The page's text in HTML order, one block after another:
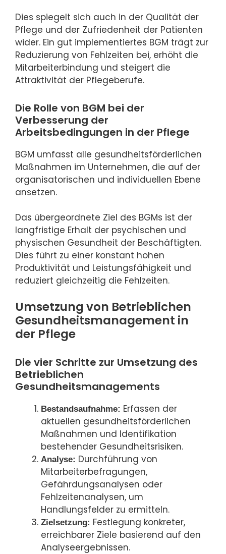
Dies spiegelt sich auch in der Qualität der
Pflege und der Zufriedenheit der Patienten
wider. Ein gut implementiertes BGM trägt zur
Reduzierung von Fehlzeiten bei, erhöht die
Mitarbeiterbindung und steigert die
Attraktivität der Pflegeberufe.
Die Rolle von BGM bei der
Verbesserung der
Arbeitsbedingungen in der Pflege
BGM umfasst alle gesundheitsförderlichen
Maßnahmen im Unternehmen, die auf der
organisatorischen und individuellen Ebene
ansetzen.
Das übergeordnete Ziel des BGMs ist der
langfristige Erhalt der psychischen und
physischen Gesundheit der Beschäftigten.
Dies führt zu einer konstant hohen
Produktivität und Leistungsfähigkeit und
reduziert gleichzeitig die Fehlzeiten.
Umsetzung von Betrieblichen
Gesundheitsmanagement in
der Pflege
Die vier Schritte zur Umsetzung des
Betrieblichen
Gesundheitsmanagements
Bestandsaufnahme: Erfassen der
aktuellen gesundheitsförderlichen
Maßnahmen und Identifikation
bestehender Gesundheitsrisiken.
Analyse: Durchführung von
Mitarbeiterbefragungen,
Gefährdungsanalysen oder
Fehlzeitenanalysen, um
Handlungsfelder zu ermitteln.
Zielsetzung: Festlegung konkreter,
erreichbarer Ziele basierend auf den
Analyseergebnissen.